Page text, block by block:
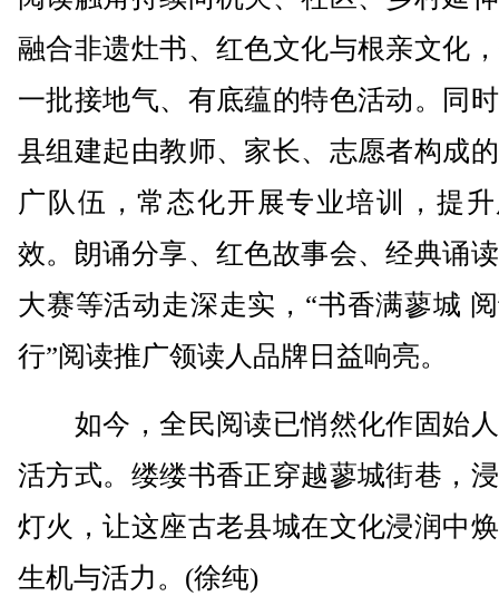
融合非遗灶书、红色文化与根亲文化
一批接地气、有底蕴的特色活动。同
县组建起由教师、家长、志愿者构成
广队伍，常态化开展专业培训，提
效。朗诵分享、红色故事会、经典诵
大赛等活动走深走实，“书香满蓼城
行”阅读推广领读人品牌日益响亮。
如今，全民阅读已悄然化作固始
活方式。缕缕书香正穿越蓼城街巷，
灯火，让这座古老县城在文化浸润中
生机与活力。(徐纯)